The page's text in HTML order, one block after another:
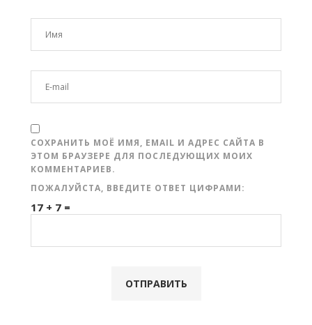
СОХРАНИТЬ МОЁ ИМЯ, EMAIL И АДРЕС САЙТА В
ЭТОМ БРАУЗЕРЕ ДЛЯ ПОСЛЕДУЮЩИХ МОИХ
КОММЕНТАРИЕВ.
ПОЖАЛУЙСТА, ВВЕДИТЕ ОТВЕТ ЦИФРАМИ:
17 + 7 =